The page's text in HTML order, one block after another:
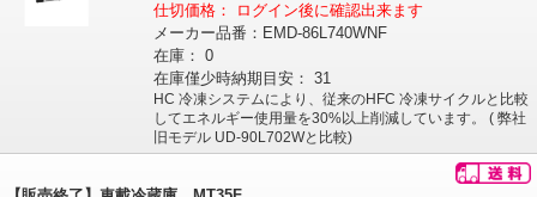
仕切価格：
ログイン後に確認出来ます
メーカー品番： EMD-86L740WNF
在庫： 0
在庫僅少時納期目安： 31
HC 冷凍システムにより、従来のHFC 冷凍サイクルと比較
してエネルギー使用量を30%以上削減しています。 ( 弊社
旧モデル UD-90L702Wと比較)